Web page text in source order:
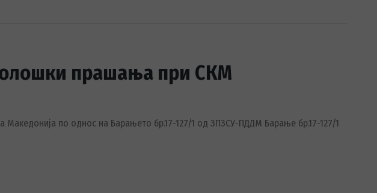
прашања при СКМ
по однос на Барањето бр.17-127/1 од ЗПЗСУ-ПДДМ Барање бр.17-127/1